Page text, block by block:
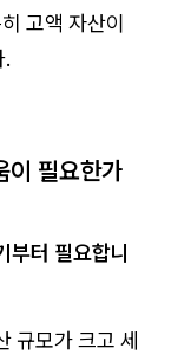
고액 자산이
.
이 필요한가
부터 필요합니
규모가 크고 세